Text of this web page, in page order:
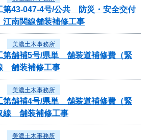
第43-047-4号/公共 防災・安全交付
江南関線舗装補修工事
美濃土木事務所
第舗補5号/県単 舗装道補修費（緊
舗装補修工事
美濃土木事務所
第舗補4号/県単 舗装道補修費（緊
線 舗装補修工事
美濃土木事務所